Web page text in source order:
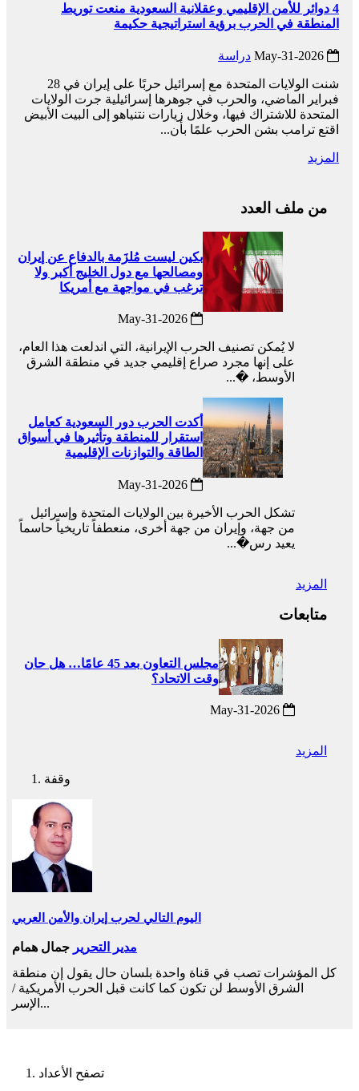
4 دوائر للأمن الإقليمي وعقلانية السعودية منعت توريط
المنطقة في الحرب برؤية استراتيجية حكيمة
دراسة
شنت الولايات المتحدة مع إسرائيل حربًا على إيران في 28
فبراير الماضي، والحرب في جوهرها إسرائيلية جرت الولايات
المتحدة للاشتراك فيها، وخلال زيارات نتنياهو إلى البيت الأبيض
اقتع ترامب بشن الحرب علمًا بأن...
المزيد
من ملف العدد
بكين ليست مُلزَمة بالدفاع عن إيران
ومصالحها مع دول الخليج أكبر ولا
ترغب في مواجهة مع أمريكا
لا يُمكن تصنيف الحرب الإيرانية، التي اندلعت هذا العام،
على إنها مجرد صراع إقليمي جديد في منطقة الشرق
الأوسط، �...
أكدت الحرب دور السعودية كعامل
استقرار للمنطقة وتأثيرها في أسواق
الطاقة والتوازنات الإقليمية
تشكل الحرب الأخيرة بين الولايات المتحدة وإسرائيل
من جهة، وإيران من جهة أخرى، منعطفاً تاريخياً حاسماً
يعيد رس�...
المزيد
متابعات
مجلس التعاون بعد 45 عامًا… هل حان
وقت الاتحاد؟
المزيد
وقفة
اليوم التالي لحرب إيران والأمن العربي
مدير التحرير جمال همام
كل المؤشرات تصب في قناة واحدة بلسان حال يقول إن منطقة
الشرق الأوسط لن تكون كما كانت قبل الحرب الأمريكية /
الإسر...
تصفح الأعداد